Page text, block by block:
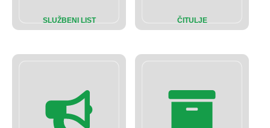
SLUŽBENI LIST ČITULJE